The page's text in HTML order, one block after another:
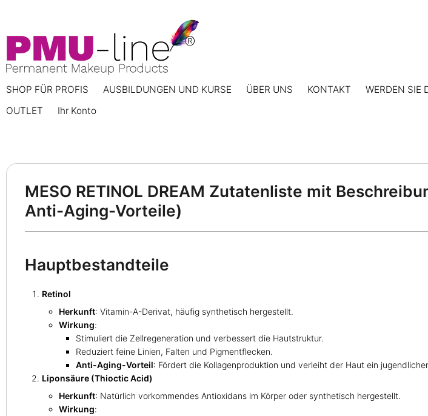
SHOP FÜR PROFIS AUSBILDUNGEN UND KURSE ÜBER UNS KONTAKT WERDEN SIE
OUTLET
Ihr Konto
MESO RETINOL DREAM Zutatenliste mit
Anti-Aging-Vorteile)
Hauptbestandteile
Retinol
Herkunft: Vitamin-A-Derivat, häufig synthetisch hergestellt.
Wirkung:
Stimuliert die Zellregeneration und verbessert die Hautstruktur.
Reduziert feine Linien, Falten und Pigmentflecken.
Anti-Aging-Vorteil: Fördert die Kollagenproduktion und verleiht der Haut ein
Liponsäure (Thioctic Acid)
Herkunft: Natürlich vorkommendes Antioxidans im Körper oder synthetisch hergestellt.
Wirkung: